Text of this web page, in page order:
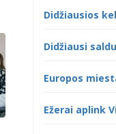
Didžiausios
Didžiausi
Europos
Ežerai aplink